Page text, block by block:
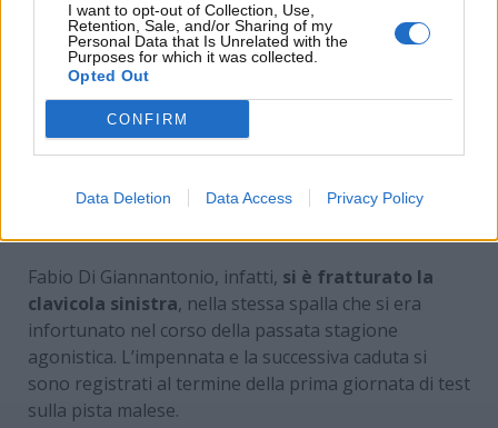
I want to opt-out of Collection, Use,
Retention, Sale, and/or Sharing of my
Personal Data that Is Unrelated with the
Purposes for which it was collected.
Opted Out
CONFIRM
Data Deletion Data Access Privacy Policy
www.motorinews24.com
Fabio Di Giannantonio, infatti, si è fratturato la
clavicola sinistra, nella stessa spalla che si era
infortunato nel corso della passata stagione
agonistica. L’impennata e la successiva caduta si
sono registrati al termine della prima giornata di test
sulla pista malese.